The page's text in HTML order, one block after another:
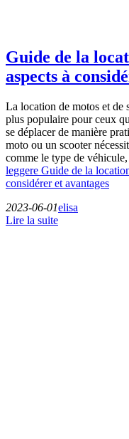
Guide de la
aspects à
La location de motos et de
plus populaire pour ceux
se déplacer de manière
moto ou un scooter
comme le type de
leggere Guide de la
considérer et avantages
2023-06-01elisa
Lire la suite